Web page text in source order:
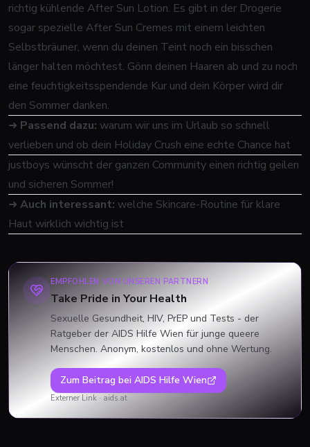
richtig kühlende After Sun Lotion. Es gibt in der Drogerie
sogar spezielle After Sun Cremes mit einem leichten
Selbstbräuner, wenn du deinen Teint noch ein bisschen
länger halten möchtest. Gönn deinen Haaren ab und zu noch
eine feuchtigkeitsspendende Kur und dein Körper wird dir
den Sommer danken.
➜ Passend dazu: warum wir uns im Urlaub so schnell
verlieben und ob dein Holiday Crush eine echte Chance hat
justboys wünscht der ganzen Community einen richtig geilen
und sicheren Sommer!
➜ Auch interessant: welche Skincare-Routine für klare
Haut wirklich wichtig ist
EMPFOHLEN VON UNSEREN PARTNERN
Take Pride in Your Health
Sexuelle Gesundheit, HIV, PrEP und Tests - der
Ratgeber der AIDS Hilfe Wien für junge queere
Menschen. Anonym, kostenlos und ohne Wertung.
Zum Beitrag bei AIDS Hilfe Wien
Externer Link · aids.at